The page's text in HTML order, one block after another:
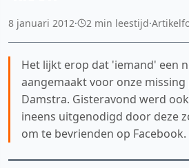
8 januari 2012· 2 min leestijd·
Het lijkt erop dat 'iemand' een
aangemaakt voor onze missing
Damstra. Gisteravond werd
ineens uitgenodigd door deze
om te bevrienden op Facebook.